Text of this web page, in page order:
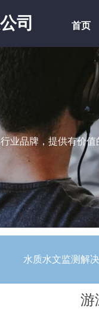
首页
司
游
业品牌，提供有价值
水质水文监测解